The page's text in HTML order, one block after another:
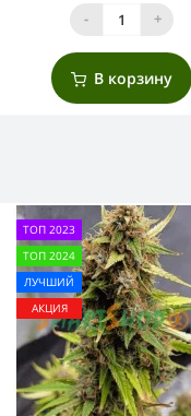
- +
В корзину
ТОП 2023
ТОП 2024
ЛУЧШИЙ
АКЦИЯ